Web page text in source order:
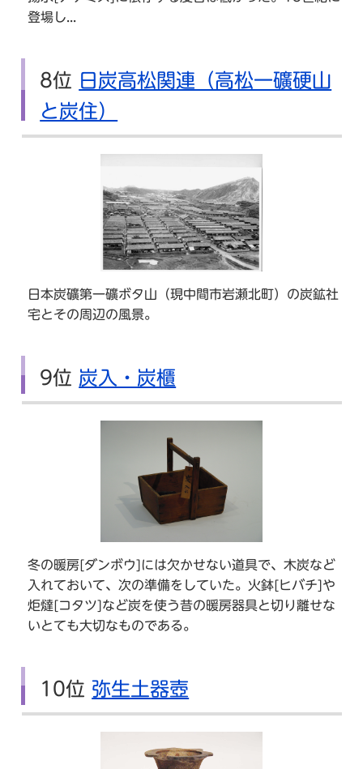
登場し...
8位 日炭高松関連（高松一礦硬山
と炭住）
日本炭礦第一礦ボタ山（現中間市岩瀬北町）の炭鉱社
宅とその周辺の風景。
9位 炭入・炭櫃
冬の暖房[ダンボウ]には欠かせない道具で、木炭など
入れておいて、次の準備をしていた。火鉢[ヒバチ]や
炬燵[コタツ]など炭を使う昔の暖房器具と切り離せな
いとても大切なものである。
10位 弥生土器壺